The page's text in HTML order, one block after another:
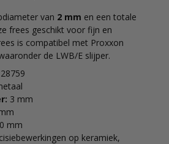
van 2 mm en een totale
frees geschikt voor fijn en
is compatibel met Proxxon
de LWB/E slijper.
28759
3 mm
mm
op keramiek,